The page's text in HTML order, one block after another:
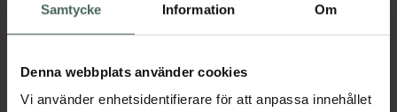
Samtycke Information Om
Denna webbplats använder cookies
Vi använder enhetsidentifierare för att anpassa innehållet
Köp via ditt recept
Aktuella erbjudanden